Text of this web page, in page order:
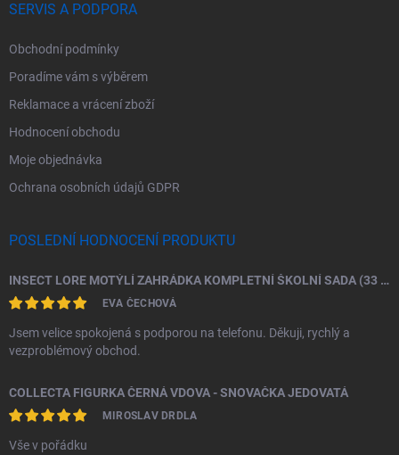
SERVIS A PODPORA
Obchodní podmínky
Poradíme vám s výběrem
Reklamace a vrácení zboží
Hodnocení obchodu
Moje objednávka
Ochrana osobních údajů GDPR
POSLEDNÍ HODNOCENÍ PRODUKTU
INSECT LORE MOTÝLÍ ZAHRÁDKA KOMPLETNÍ ŠKOLNÍ SADA (33 HOUSENEK)
EVA ČECHOVÁ
Jsem velice spokojená s podporou na telefonu. Děkuji, rychlý a
vezproblémový obchod.
COLLECTA FIGURKA ČERNÁ VDOVA - SNOVAČKA JEDOVATÁ
MIROSLAV DRDLA
Vše v pořádku